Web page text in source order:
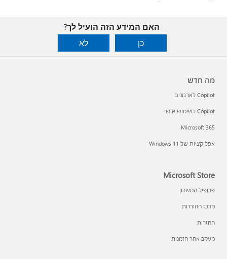
האם המידע הזה הועיל לך?
כן
לא
מה חדש
Copilot לארגונים
Copilot לשימוש אישי
Microsoft 365
אפליקציות של Windows 11‏
Microsoft Store
פרופיל החשבון
מרכז ההורדות
החזרות
מעקב אחר הזמנות